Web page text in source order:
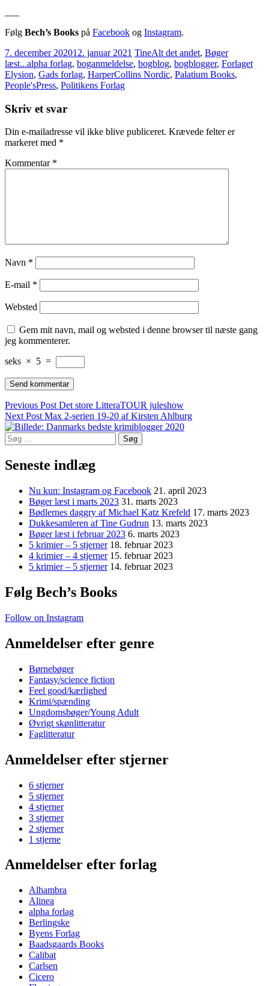
Følg Bech’s Books på Facebook og Instagram.
7. december 202012. januar 2021 TineAlt det andet, Bøger
læst...alpha forlag, boganmeldelse, bogblog, bogblogger, Forlaget
Elysion, Gads forlag, HarperCollins Nordic, Palatium Books,
People'sPress, Politikens Forlag
Skriv et svar
Din e-mailadresse vil ikke blive publiceret. Krævede felter er
markeret med *
Kommentar *
Navn *
E-mail *
Websted
Gem mit navn, mail og websted i denne browser til næste gang
jeg kommenterer.
seks × 5 =
Indlægsnavigation
Previous Post Det store LitteraTOUR juleshow
Next Post Max 2-serien 19-20 af Kirsten Ahlburg
Søg
efter:
Seneste indlæg
Nu kun: Instagram og Facebook 21. april 2023
Bøger læst i marts 2023 31. marts 2023
Bødlernes daggry af Michael Katz Krefeld 17. marts 2023
Dukkesamleren af Tine Gudrun 13. marts 2023
Bøger læst i februar 2023 6. marts 2023
5 krimier – 5 stjerner 18. februar 2023
4 krimier – 4 stjerner 15. februar 2023
5 krimier – 5 stjerner 14. februar 2023
Følg Bech’s Books
Follow on Instagram
Anmeldelser efter genre
Børnebøger
Fantasy/science fiction
Feel good/kærlighed
Krimi/spænding
Ungdomsbøger/Young Adult
Øvrigt skønlitteratur
Faglitteratur
Anmeldelser efter stjerner
6 stjerner
5 stjerner
4 stjerner
3 stjerner
2 stjerner
1 stjerne
Anmeldelser efter forlag
Alhambra
Alinea
alpha forlag
Berlingske
Byens Forlag
Baadsgaards Books
Calibat
Carlsen
Cicero